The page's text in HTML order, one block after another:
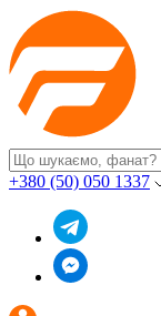
+380 (50) 050 1337